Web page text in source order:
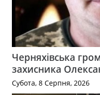
Черняхівська
захисника
Субота, 8 Серпня, 2026